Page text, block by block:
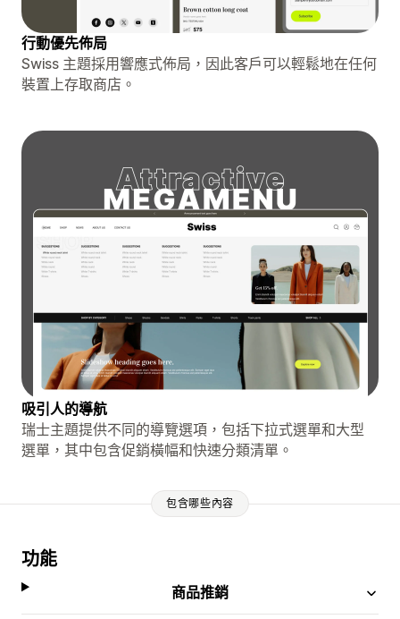
行動優先佈局
Swiss 主題採用響應式佈局，因此客戶可以輕鬆地在任何
裝置上存取商店。
吸引人的導航
瑞士主題提供不同的導覽選項，包括下拉式選單和大型
選單，其中包含促銷橫幅和快速分類清單。
包含哪些內容
功能
商品推銷